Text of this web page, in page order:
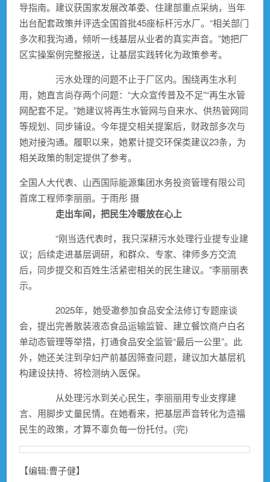
导指南。建议获国家发展改革委、住建部重点采纳，当年
出台配套政策并评选全国首批45座标杆污水厂。“相关部门
多次和我沟通，倾听一线基层从业者的真实声音。”她把厂
区实操案例完整报送，让基层实践转化为政策参考。
污水处理的问题不止于厂区内。围绕再生水利
用，她直言尚存两个问题：“大众宣传普及不足”“再生水管
网配套不足。”她建议将再生水管网与自来水、供热管网同
等规划、同步铺设。今年提交相关提案后，财政部多次与
她对接沟通。履职以来，她累计提交环保类建议23条，为
相关政策的制定提供了参考。
全国人大代表、山西国际能源集团水务投资管理有限公司
首席工程师李丽丽。于雨彤 摄
走出车间，把民生冷暖放在心上
“刚当选代表时，我只深耕污水处理行业提专业建
议；后续走进基层调研，和群众、专家、律师多方交流
后，同步提交和百姓生活紧密相关的民生建议。”李丽丽表
示。
2025年，她受邀参加食品安全法修订专题座谈
会，提出完善散装液态食品运输监管、建立餐饮商户白名
单动态管理等举措，打通食品安全监管“最后一公里”。此
外，她还关注到孕妇产前基因筛查问题，建议加大基层机
构建设扶持、将检测纳入医保。
从处理污水到关心民生，李丽丽用专业支撑建
言、用脚步丈量民情。在她看来，把基层声音转化为造福
民生的政策，才算不辜负每一份托付。(完)
【编辑:曹子健】